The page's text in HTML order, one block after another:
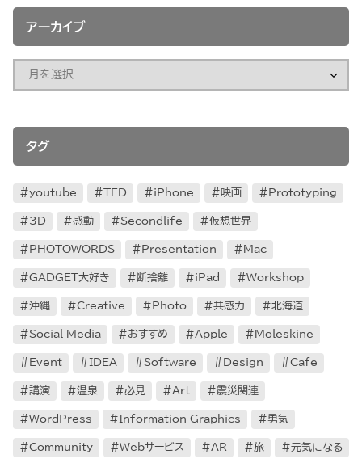
アーカイブ
タグ
youtube TED iPhone 映画 Prototyping
3D 感動 Secondlife 仮想世界
PHOTOWORDS Presentation Mac
GADGET大好き 断捨離 iPad Workshop
沖縄 Creative Photo 共感力 北海道
Social Media おすすめ Apple Moleskine
Event IDEA Software Design Cafe
講演 温泉 必見 Art 震災関連
WordPress Information Graphics 勇気
Community Webサービス AR 旅 元気になる